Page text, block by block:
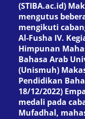
(STIBA.ac.id)
mengutus
mengikuti
Al-Fusha IV.
Himpunan
Bahasa Arab
(Unismuh)
Pendidikan
18/12/2022)
medali pada
Mufadhal,